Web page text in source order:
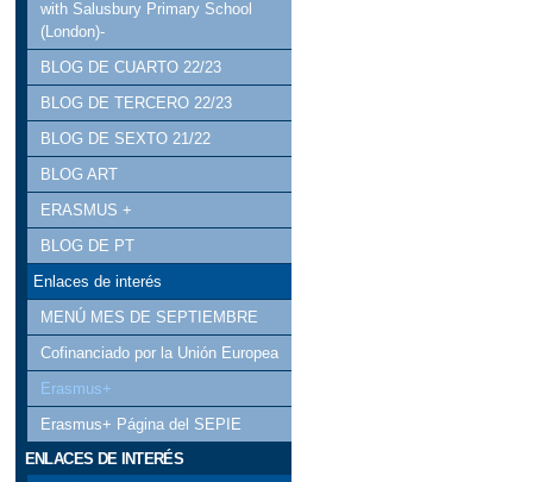
with Salusbury Primary School
(London)-
BLOG DE CUARTO 22/23
BLOG DE TERCERO 22/23
BLOG DE SEXTO 21/22
BLOG ART
ERASMUS +
BLOG DE PT
Enlaces de interés
MENÚ MES DE SEPTIEMBRE
Cofinanciado por la Unión Europea
Erasmus+
Erasmus+ Página del SEPIE
ENLACES DE INTERÉS